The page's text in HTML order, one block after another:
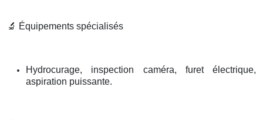
🔬 Équipements spécialisés
Hydrocurage, inspection caméra, furet électrique,
aspiration puissante.